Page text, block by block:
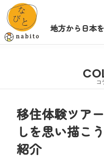
地方から日本
コ
移住体験ツア
しを思い描こ
紹介